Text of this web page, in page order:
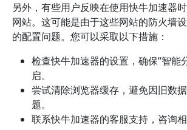
另外，有些用户反映在使用快牛加速器
网站。这可能是由于这些网站的防火墙
的配置问题。您可以采取以下措施：
检查快牛加速器的设置，确保“智能
启。
尝试清除浏览器缓存，避免因旧数
题。
联系快牛加速器的客服支持，咨询相